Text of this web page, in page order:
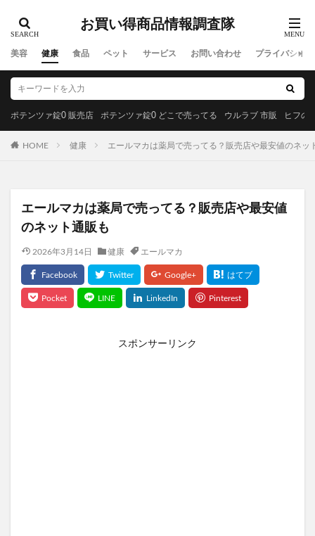
お買い得商品情報調査隊
美容 健康 食品 ペット サービス お問い合わせ プライバシー
ペアシャンプー)
ツーピーエス脱毛器 KATAN Cicaダーマヒットセラム5
センシニティカプセルリカバリーオレンジ
WEGO(ウィゴー) ニーナミュウ
ゴリラコスメティクス わたしのきまりシャンプー
毎日愛眼ブルーベリー＆ルテイン犬用
ビオフェルミンスマート腸活サプリ てんらい黄望皇
HAIRSTAR(ヘアスター)イオンスターブラシ
LUCAS(ルカス)浄化スプレー アカナキャットフード
フェミデオ 毎日腎活 活性炭＆ウラジロガシ 猫用
ドクトルリンパ
Morning Booster(モーニングブースター)朝活サプリ
ポテンツァ錠0 販売店 ポテンツァ錠0 どこで売ってる ウルラブ 市販 ヒフの
HOME 健康 エールマカは薬局で売ってる？販売店や最安値のネッ
エールマカは薬局で売ってる？販売店や最安値
のネット通販も
2026年3月14日 健康 エールマカ
スポンサーリンク